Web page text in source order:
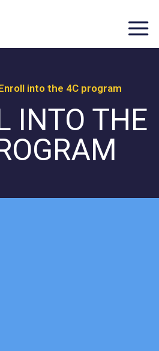
into the 4C program
INTO THE